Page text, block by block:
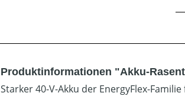
Produktinformationen "Akku-
Starker 40-V-Akku der EnergyFlex-